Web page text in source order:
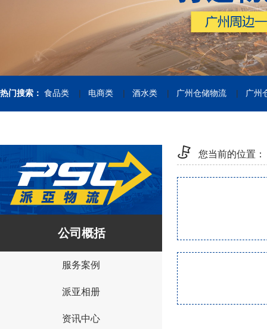
热门搜索： 食品类 | 电商类 | 酒水类 | 广州仓储物流 | 广州
公司概括
{I('company_id')}
服务案例
派亚相册
资讯中心
您当前的位置：